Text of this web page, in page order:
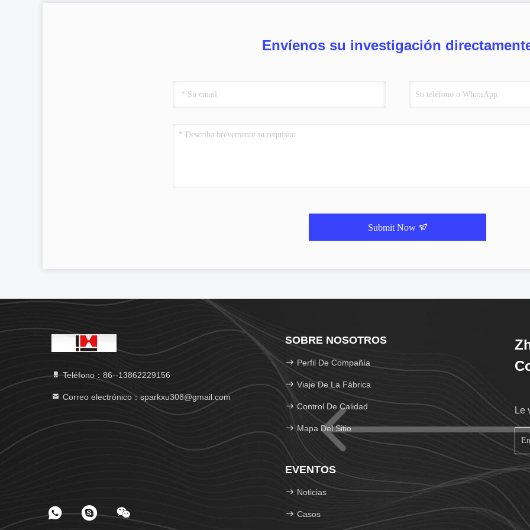
Envíenos su investigación
Submit Now
Teléfono：86--13862229156
Correo electrónico：sparkxu308@gmail.com
SOBRE NOSOTROS
Perfil De Compañía
Viaje De La Fábrica
Control De Calidad
Mapa Del Sitio
EVENTOS
Noticias
Casos
Le